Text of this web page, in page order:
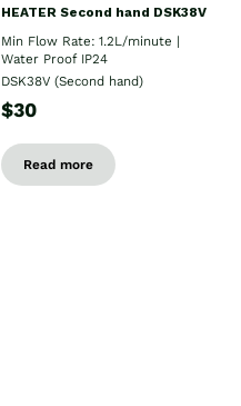
HEATER Second hand DSK38V
Min Flow Rate: 1.2L/minute |
Water Proof IP24
DSK38V (Second hand)
$30
Read more